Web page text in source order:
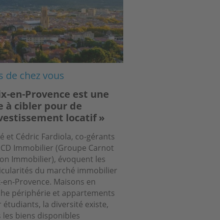
de chez vous
en-Provence est une
à cibler pour de
locatif »
et Cédric Fardiola, co-gérants
Immobilier (Groupe Carnot
Immobilier), évoquent les
du marché immobilier
en-Provence. Maisons en
périphérie et appartements
étudiants, la diversité existe,
les biens disponibles